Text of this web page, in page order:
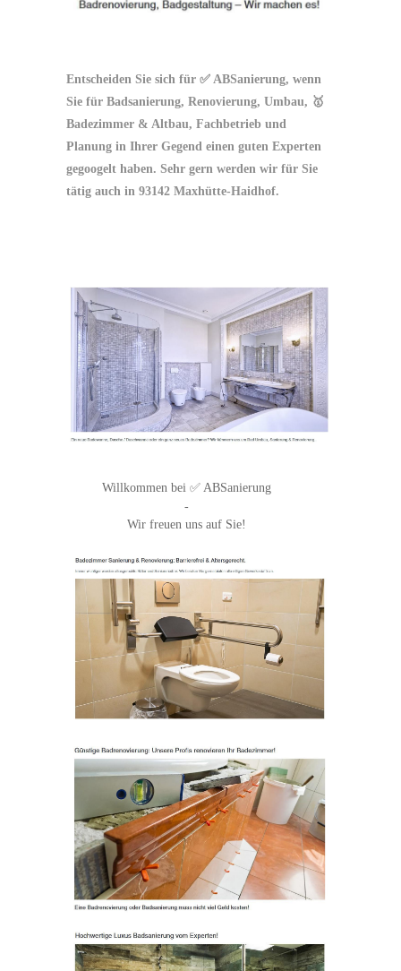
Entscheiden Sie sich für ✅ ABSanierung, wenn
Sie für Badsanierung, Renovierung, Umbau, 🥇
Badezimmer & Altbau, Fachbetrieb und
Planung in Ihrer Gegend einen guten Experten
gegoogelt haben. Sehr gern werden wir für Sie
tätig auch in 93142 Maxhütte-Haidhof.
Willkommen bei ✅ ABSanierung
-
Wir freuen uns auf Sie!